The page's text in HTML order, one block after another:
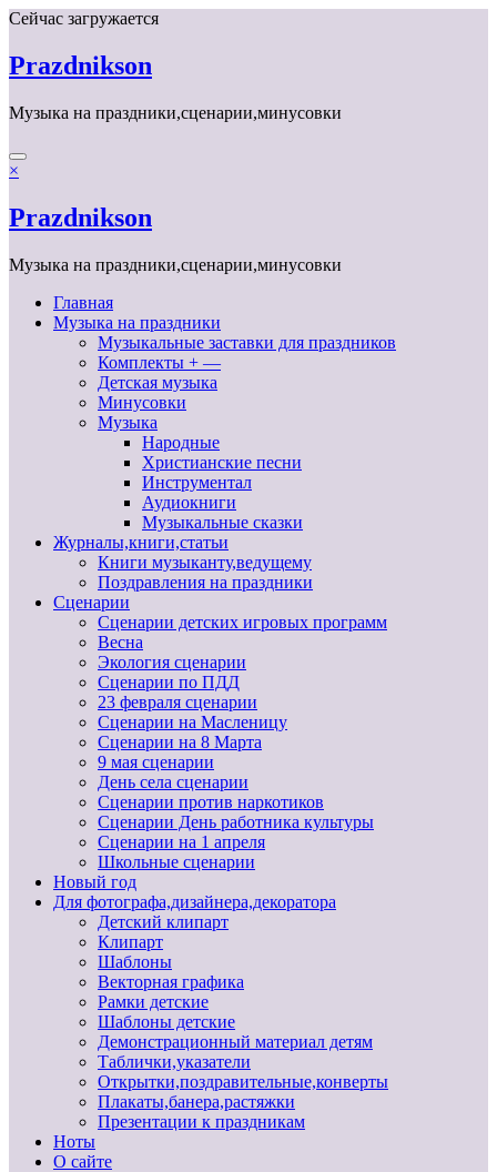
Перейти
содержимому
Сейчас загружается
Prazdnikson
Музыка на праздники,сценарии,минусовки
×
Prazdnikson
Музыка на праздники,сценарии,минусовки
Главная
Музыка на праздники
Музыкальные заставки для праздников
Комплекты + —
Детская музыка
Минусовки
Музыка
Народные
Христианские песни
Инструментал
Аудиокниги
Музыкальные сказки
Журналы,книги,статьи
Книги музыканту,ведущему
Поздравления на праздники
Сценарии
Сценарии детских игровых программ
Весна
Экология сценарии
Сценарии по ПДД
23 февраля сценарии
Сценарии на Масленицу
Сценарии на 8 Марта
9 мая сценарии
День села сценарии
Сценарии против наркотиков
Сценарии День работника культуры
Сценарии на 1 апреля
Школьные сценарии
Новый год
Для фотографа,дизайнера,декоратора
Детский клипарт
Клипарт
Шаблоны
Векторная графика
Рамки детские
Шаблоны детские
Демонстрационный материал детям
Таблички,указатели
Открытки,поздравительные,конверты
Плакаты,банера,растяжки
Презентации к праздникам
Ноты
О сайте